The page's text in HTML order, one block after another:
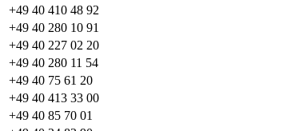
+49 40 410 48 92
+49 40 280 10 91
+49 40 227 02 20
+49 40 280 11 54
+49 40 75 61 20
+49 40 413 33 00
+49 40 85 70 01